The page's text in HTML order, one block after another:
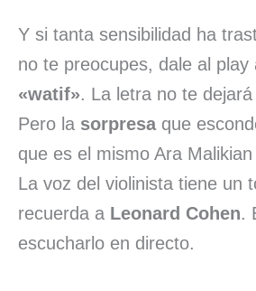
Y si tanta sensibilidad ha
no te preocupes, dale al play
«watif». La letra no te
Pero la sorpresaque
que es el mismo Ara
La voz del violinista tiene un
recuerda a Leonard Cohen.
escucharlo en directo.